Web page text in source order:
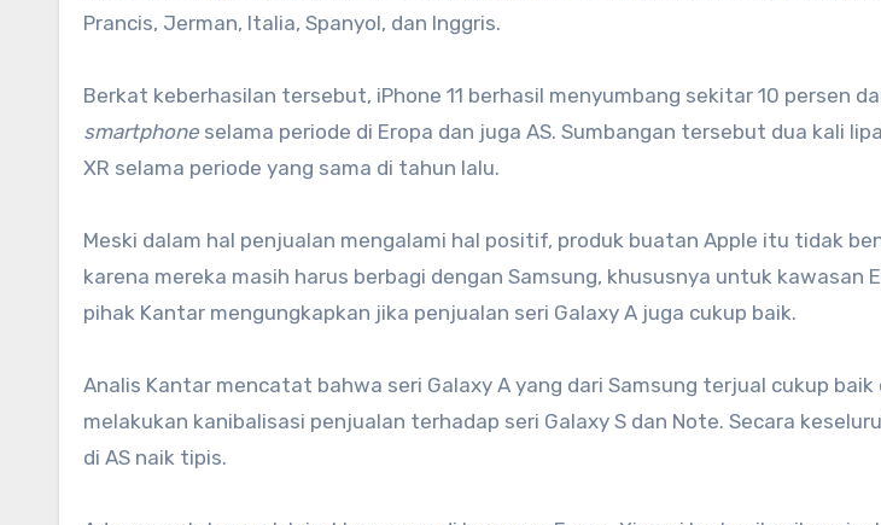
Prancis, Jerman, Italia, Spanyol, dan Inggris.
Berkat keberhasilan tersebut, iPhone 11 berhasil menyumbang sekitar 10 persen
smartphone selama periode di Eropa dan juga AS. Sumbangan tersebut dua kali
XR selama periode yang sama di tahun lalu.
Meski dalam hal penjualan mengalami hal positif, produk buatan Apple itu tidak
karena mereka masih harus berbagi dengan Samsung, khususnya untuk kawasan
pihak Kantar mengungkapkan jika penjualan seri Galaxy A juga cukup baik.
Analis Kantar mencatat bahwa seri Galaxy A yang dari Samsung terjual cukup baik
melakukan kanibalisasi penjualan terhadap seri Galaxy S dan Note. Secara
di AS naik tipis.